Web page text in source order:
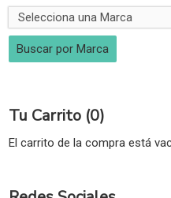
Tu Carrito (0)
El carrito de la compra está